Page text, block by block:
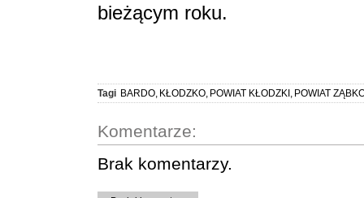
bieżącym roku.
Tagi BARDO, KŁODZKO, POWIAT KŁODZKI , POWIAT
Komentarze:
Brak komentarzy.